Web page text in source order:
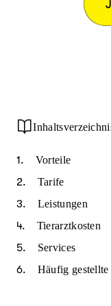
Vorteile
Tarife
Leistungen
Tierarztkosten
Services
Häufig gestellte